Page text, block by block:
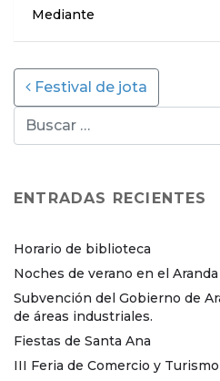
Mediante
Post
Festival de jota
ENTRADAS RECIENTES
Horario de biblioteca
Noches de verano en el Aranda
Subvención del Gobierno de
de áreas industriales.
Fiestas de Santa Ana
III Feria de Comercio y